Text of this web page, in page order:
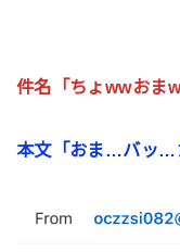
件名「ちょwwおま
本文「おま…バッ